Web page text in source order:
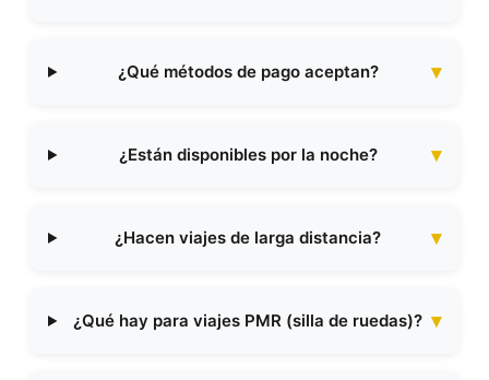
¿Qué métodos de pago aceptan?
¿Están disponibles por la noche?
¿Hacen viajes de larga distancia?
¿Qué hay para viajes PMR (silla de ruedas)?